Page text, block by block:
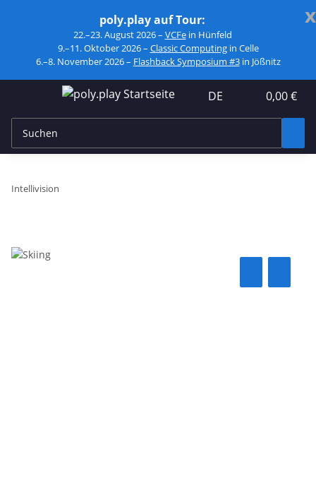
x
poly.play auf Tour:
22.–23. August 2026 – VCFein Hünfeld
9.–11. Oktober 2026 – Classic Computingin Celle
6.–8. November 2026 – Flashback Symposium #3in Jößnitz
DE 0,00 €
Intellivision